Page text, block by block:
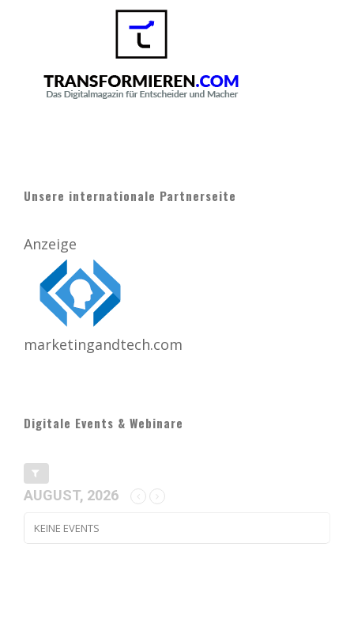
Unsere internationale Partnerseite
Anzeige
marketingandtech.com
Digitale Events & Webinare
AUGUST, 2026
KEINE EVENTS